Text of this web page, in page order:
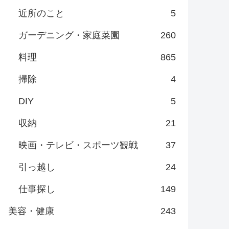
近所のこと 5
ガーデニング・家庭菜園 260
料理 865
掃除 4
DIY 5
収納 21
映画・テレビ・スポーツ観戦 37
引っ越し 24
仕事探し 149
美容・健康 243